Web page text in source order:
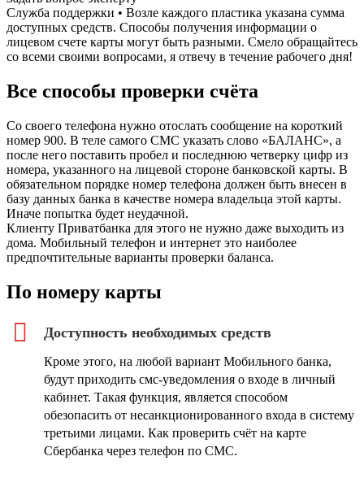
Служба поддержки • Возле каждого пластика указана сумма
доступных средств. Способы получения информации о
лицевом счете карты могут быть разными. Смело обращайтесь
со всеми своими вопросами, я отвечу в течение рабочего дня!
Все способы проверки счёта
Со своего телефона нужно отослать сообщение на короткий
номер 900. В теле самого СМС указать слово «БАЛАНС», а
после него поставить пробел и последнюю четверку цифр из
номера, указанного на лицевой стороне банковской карты. В
обязательном порядке номер телефона должен быть внесен в
базу данных банка в качестве номера владельца этой карты.
Иначе попытка будет неудачной.
Клиенту Приватбанка для этого не нужно даже выходить из
дома. Мобильный телефон и интернет это наиболее
предпочтительные варианты проверки баланса.
По номеру карты
Доступность необходимых средств
Кроме этого, на любой вариант Мобильного банка,
будут приходить смс-уведомления о входе в личный
кабинет. Такая функция, является способом
обезопасить от несанкционированного входа в систему
третьими лицами. Как проверить счёт на карте
Сбербанка через телефон по СМС.